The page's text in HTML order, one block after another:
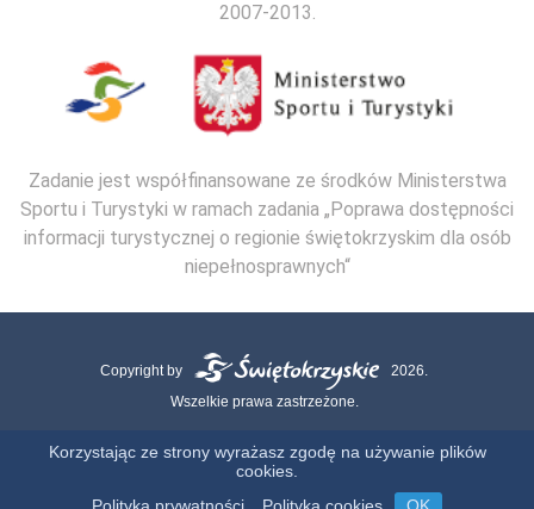
2007-2013.
Zadanie jest współfinansowane ze środków Ministerstwa
Sportu i Turystyki w ramach zadania „Poprawa dostępności
informacji turystycznej o regionie świętokrzyskim dla osób
niepełnosprawnych“
Copyright by
2026.
Wszelkie prawa zastrzeżone.
Korzystając ze strony wyrażasz zgodę na używanie plików
cookies.